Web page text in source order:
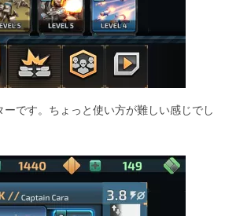
です。ちょっと使い方が難しい感じでし